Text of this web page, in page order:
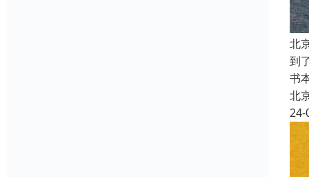
北
到
书
北
24-